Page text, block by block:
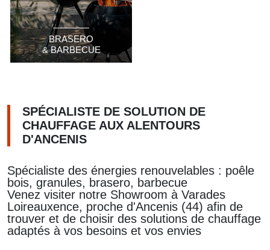
BRASERO
& BARBECUE
SPÉCIALISTE DE SOLUTION DE
CHAUFFAGE AUX ALENTOURS
D'ANCENIS
Spécialiste des énergies renouvelables : poêle
bois, granules, brasero, barbecue
Venez visiter notre Showroom à Varades
Loireauxence, proche d'Ancenis (44) afin de
trouver et de choisir des solutions de chauffage
adaptés à vos besoins et vos envies